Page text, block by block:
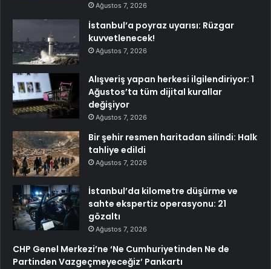
Ağustos 7, 2026
İstanbul’a poyraz uyarısı: Rüzgar
kuvvetlenecek!
Ağustos 7, 2026
Alışveriş yapan herkesi ilgilendiriyor: 1
Ağustos’ta tüm dijital kurallar
değişiyor
Ağustos 7, 2026
Bir şehir resmen haritadan silindi: Halk
tahliye edildi
Ağustos 7, 2026
İstanbul’da kilometre düşürme ve
sahte ekspertiz operasyonu: 21
gözaltı
Ağustos 7, 2026
CHP Genel Merkezi’ne ‘Ne Cumhuriyetinden Ne de
Partinden Vazgeçmeyeceğiz’ Pankartı